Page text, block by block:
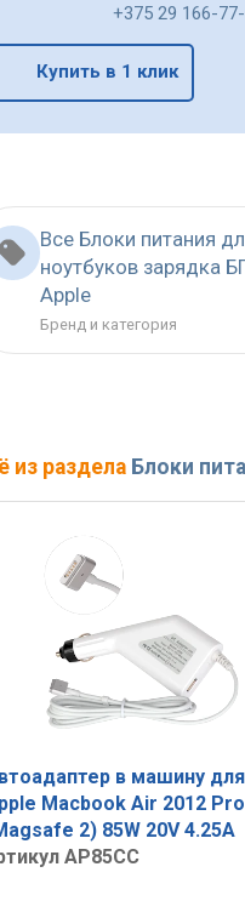
+375 29 166-
Купить в 1 клик
Все Блоки питания
ноутбуков зарядка
Apple
Бренд и категория
из раздела Блоки
в машину для
Macbook Air 2012 Pro
2) 85W 20V 4.25A
AP85CC